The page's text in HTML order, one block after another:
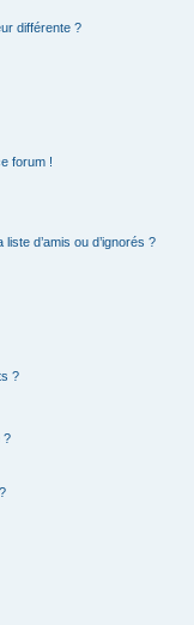
différente ?
forum !
d’amis ou d’ignorés ?
?
?